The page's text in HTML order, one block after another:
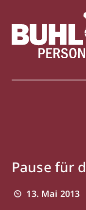
Pause für
13. Mai 2013